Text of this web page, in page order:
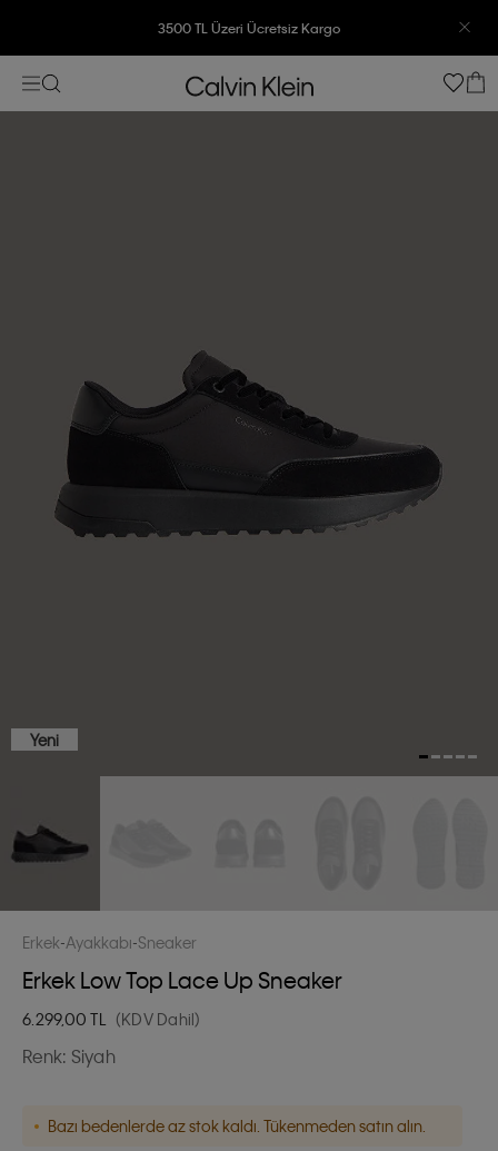
3500 TL Üzeri Ücretsiz Kargo
7500 TL Ve Üzeri Alışverişlerinizde 6 Taksit İmkanı
Yeni
Erkek Ayakkabı Sneaker
Erkek Low Top Lace Up Sneaker
6.299,00 TL (KDV Dahil)
Renk: Siyah
Bazı bedenlerde az stok kaldı. Tükenmeden satın alın.